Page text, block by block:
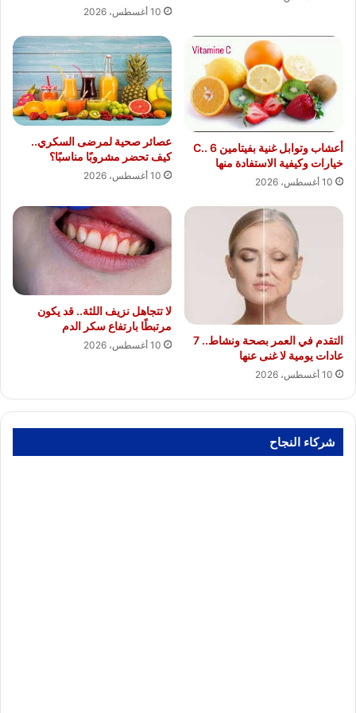
10 أغسطس، 2026
أعشاب وتوابل غنية بفيتامين C.. 6
خيارات وكيفية الاستفادة منها
10 أغسطس، 2026
عصائر صحية لمرضى السكري..
كيف تحضر مشروبًا مناسبًا؟
10 أغسطس، 2026
التقدم في العمر بصحة ونشاط.. 7
عادات يومية لا غنى عنها
10 أغسطس، 2026
لا تتجاهل نزيف اللثة.. قد يكون
مرتبطًا بارتفاع سكر الدم
10 أغسطس، 2026
شركاء النجاح